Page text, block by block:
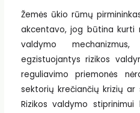
Žemės ūkio rūmų
akcentavo, jog būtina kurti
valdymo
egzistuojantys rizikos
reguliavimo priemonės
sektorių krečiančių krizių ar
Rizikos valdymo